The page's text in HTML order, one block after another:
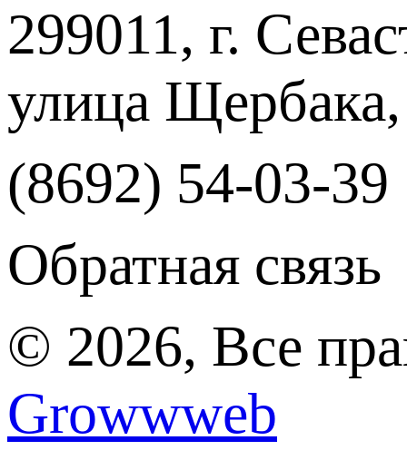
299011, г.
улица
(8692) 54-03-39
Обратная связь
© 2026, Все
Growwweb